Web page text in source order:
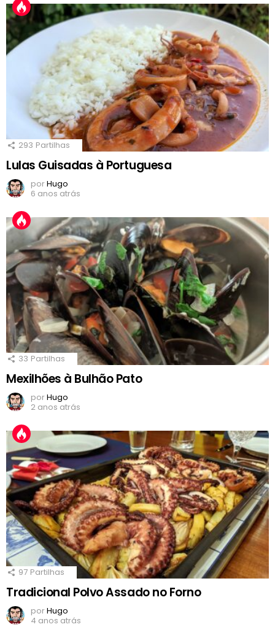
293 Partilhas
Lulas Guisadas à Portuguesa
porHugo
6 anos atrás
33 Partilhas
Mexilhões à Bulhão Pato
porHugo
2 anos atrás
97 Partilhas
Tradicional Polvo Assado no Forno
porHugo
4 anos atrás